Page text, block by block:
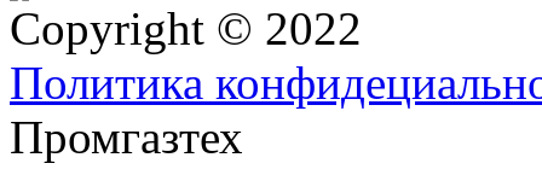
Copyright © 2022
Политика
Промгазтех